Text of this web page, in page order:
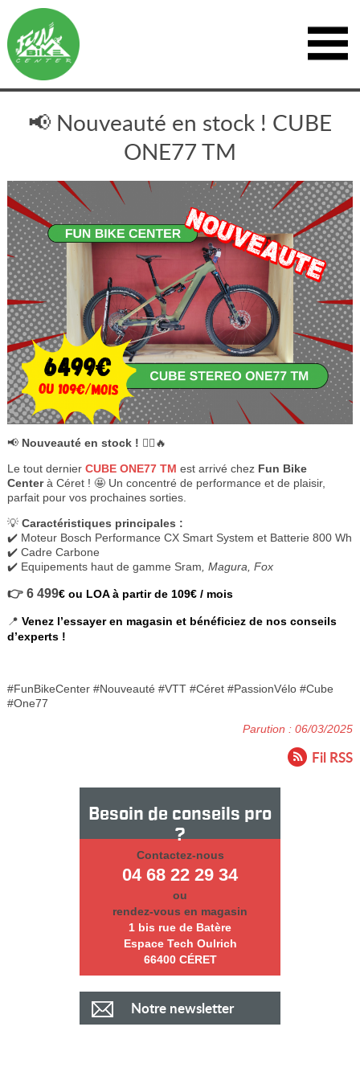
📢 Nouveauté en stock ! CUBE
ONE77 TM
📢 Nouveauté en stock ! 🚴‍♂️🔥
Le tout dernier CUBE ONE77 TM est arrivé chez Fun Bike
Centerà Céret ! 🤩 Un concentré de performance et de plaisir,
parfait pour vos prochaines sorties.
💡 Caractéristiques principales :
✔️ Moteur Bosch Performance CX Smart System et Batterie 800 Wh
✔️ Cadre Carbone
✔️ Equipements haut de gamme Sram, Magura, Fox
👉 6 499€ ou LOA à partir de 109€ / mois
📍 Venez l’essayer en magasin et bénéficiez de nos conseils
d’experts !
#FunBikeCenter #Nouveauté #VTT #Céret #PassionVélo #Cube
#One77
Parution : 06/03/2025
Fil RSS
Besoin de conseils pro
?
Contactez-nous
04 68 22 29 34
ou
rendez-vous en magasin
1 bis rue de Batère
Espace Tech Oulrich
66400 CÉRET
Notre newsletter